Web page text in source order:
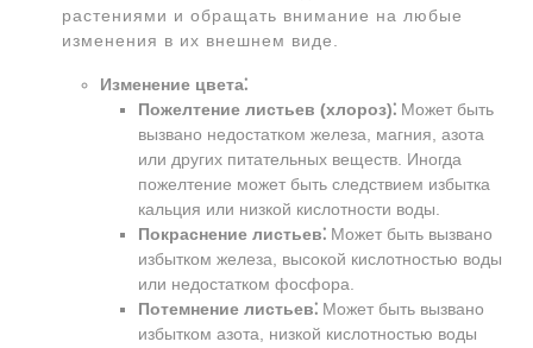
растениями и обращать внимание на любые
изменения в их внешнем виде.
Изменение цвета⁚
Пожелтение листьев (хлороз)⁚ Может быть
вызвано недостатком железа, магния, азота
или других питательных веществ. Иногда
пожелтение может быть следствием избытка
кальция или низкой кислотности воды.
Покраснение листьев⁚ Может быть вызвано
избытком железа, высокой кислотностью воды
или недостатком фосфора.
Потемнение листьев⁚ Может быть вызвано
избытком азота, низкой кислотностью воды